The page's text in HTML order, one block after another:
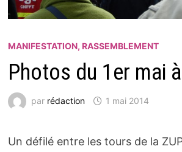
MANIFESTATION, RASSEMBLEMENT
Photos du 1er mai
par rédaction 1 mai 2014
Un défilé entre les tours de la